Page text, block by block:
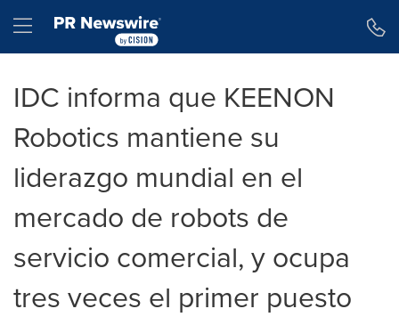
Hamburger menu
IDC informa que KEENON
Robotics mantiene su
liderazgo mundial en el
mercado de robots de
servicio comercial, y ocupa
tres veces el primer puesto